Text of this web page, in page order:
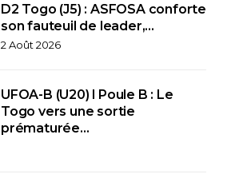
D2 Togo (J5) : ASFOSA conforte
son fauteuil de leader,…
2 Août 2026
UFOA-B (U20) l Poule B : Le
Togo vers une sortie
prématurée…